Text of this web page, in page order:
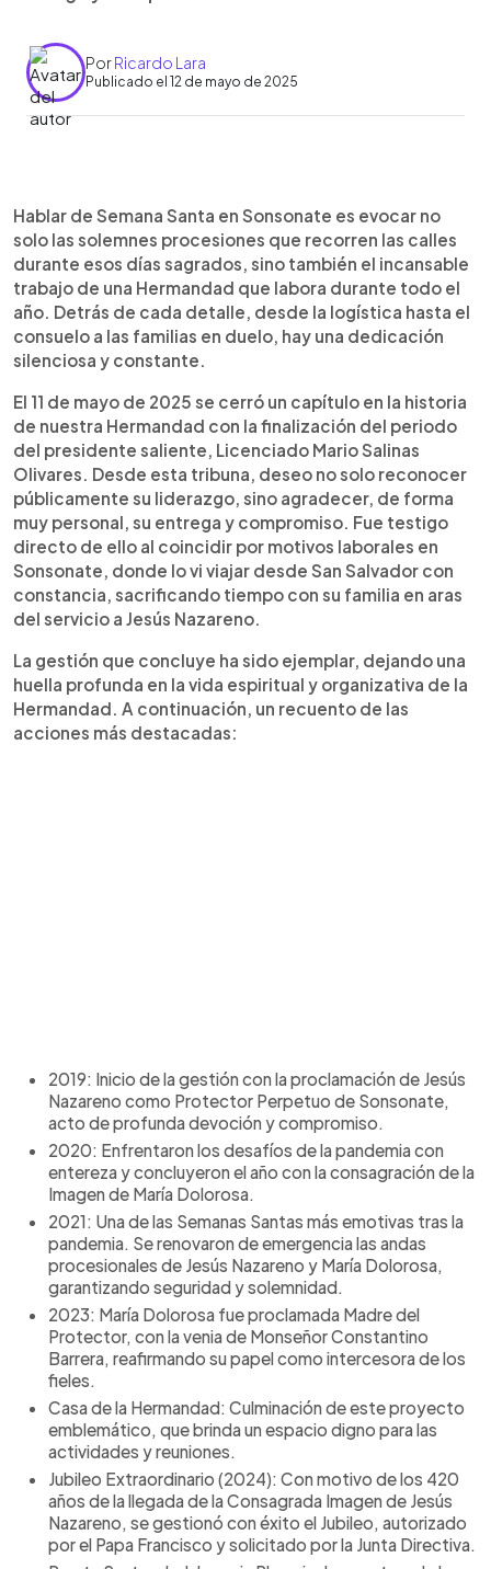
PorRicardo Lara
Publicado el 12 de mayo de 2025
► Escuchar artículo
Hablar de Semana Santa en Sonsonate es evocar no
solo las solemnes procesiones que recorren las calles
durante esos días sagrados, sino también el incansable
trabajo de una Hermandad que labora durante todo el
año. Detrás de cada detalle, desde la logística hasta el
consuelo a las familias en duelo, hay una dedicación
silenciosa y constante.
El 11 de mayo de 2025 se cerró un capítulo en la historia
de nuestra Hermandad con la finalización del periodo
del presidente saliente, Licenciado Mario Salinas
Olivares. Desde esta tribuna, deseo no solo reconocer
públicamente su liderazgo, sino agradecer, de forma
muy personal, su entrega y compromiso. Fue testigo
directo de ello al coincidir por motivos laborales en
Sonsonate, donde lo vi viajar desde San Salvador con
constancia, sacrificando tiempo con su familia en aras
del servicio a Jesús Nazareno.
La gestión que concluye ha sido ejemplar, dejando una
huella profunda en la vida espiritual y organizativa de la
Hermandad. A continuación, un recuento de las
acciones más destacadas:
2019: Inicio de la gestión con la proclamación de Jesús
Nazareno como Protector Perpetuo de Sonsonate,
acto de profunda devoción y compromiso.
2020: Enfrentaron los desafíos de la pandemia con
entereza y concluyeron el año con la consagración de la
Imagen de María Dolorosa.
2021: Una de las Semanas Santas más emotivas tras la
pandemia. Se renovaron de emergencia las andas
procesionales de Jesús Nazareno y María Dolorosa,
garantizando seguridad y solemnidad.
2023: María Dolorosa fue proclamada Madre del
Protector, con la venia de Monseñor Constantino
Barrera, reafirmando su papel como intercesora de los
fieles.
Casa de la Hermandad: Culminación de este proyecto
emblemático, que brinda un espacio digno para las
actividades y reuniones.
Jubileo Extraordinario (2024): Con motivo de los 420
años de la llegada de la Consagrada Imagen de Jesús
Nazareno, se gestionó con éxito el Jubileo, autorizado
por el Papa Francisco y solicitado por la Junta Directiva.